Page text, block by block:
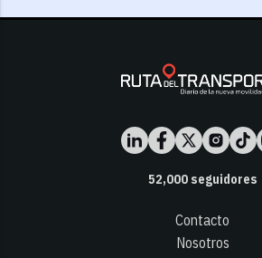
52,000seguidores
Contacto
Nosotros